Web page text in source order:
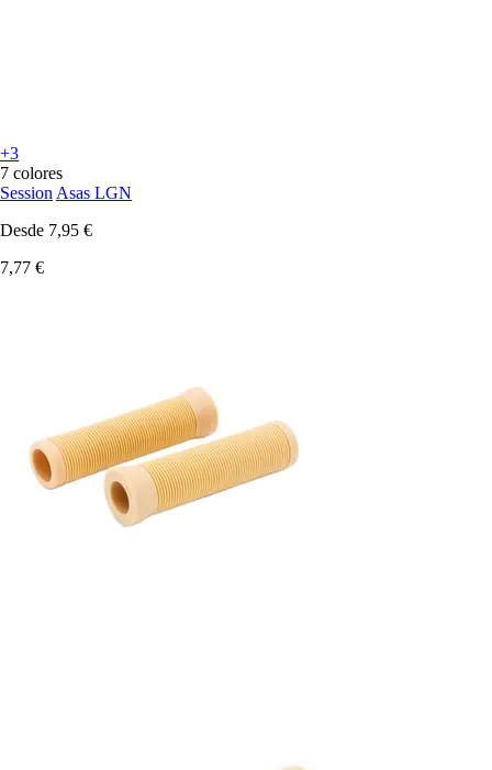
+3
7 colores
Session Asas LGN
Desde 7,95 €
7,77 €